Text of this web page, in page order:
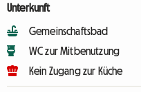
Unterkunft
Gemeinschaftsbad
WC zur Mitbenutzung
Kein Zugang zur Küche